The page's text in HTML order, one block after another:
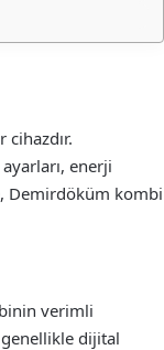
cihazdır.
enerji
Demirdöküm kombi
verimli
dijital